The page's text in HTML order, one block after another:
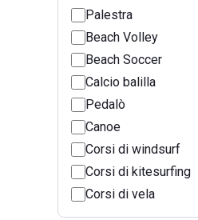
Palestra
Beach Volley
Beach Soccer
Calcio balilla
Pedalò
Canoe
Corsi di windsurf
Corsi di kitesurfing
Corsi di vela